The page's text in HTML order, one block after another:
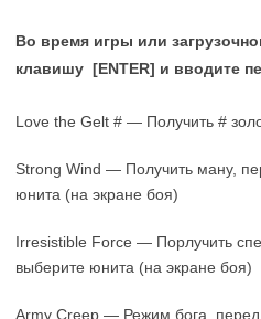
Во время игры или
клавишу [ENTER] и вводите
Love the Gelt # — Получить #
Strong Wind — Получить ману,
юнита (на экране боя)
Irresistible Force — Порлучить
выберите юнита (на экране боя)
Army Creep — Режим бога,